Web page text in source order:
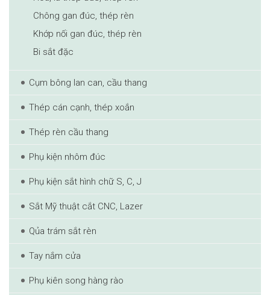
Chông gan đúc, thép rèn
Khớp nối gan đúc, thép rèn
Bi sắt đặc
Cụm bông lan can, cầu thang
Thép cán cạnh, thép xoắn
Thép rèn cầu thang
Phụ kiện nhôm đúc
Phụ kiện sắt hình chữ S, C, J
Sắt Mỹ thuật cắt CNC, Lazer
Qủa trám sắt rèn
Tay nắm cửa
Phụ kiên song hàng rào